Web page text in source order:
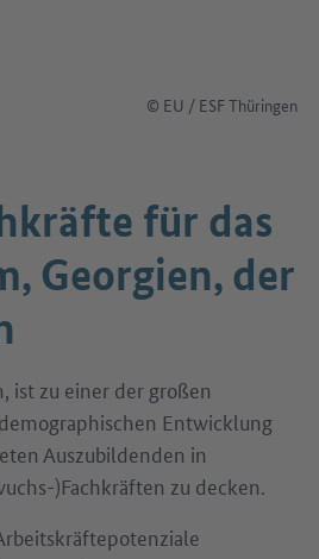
© EU / ESF Thüringen
für das
Georgien, der
ist zu einer der großen
Entwicklung
Auszubildenden in
)Fachkräften zu decken.